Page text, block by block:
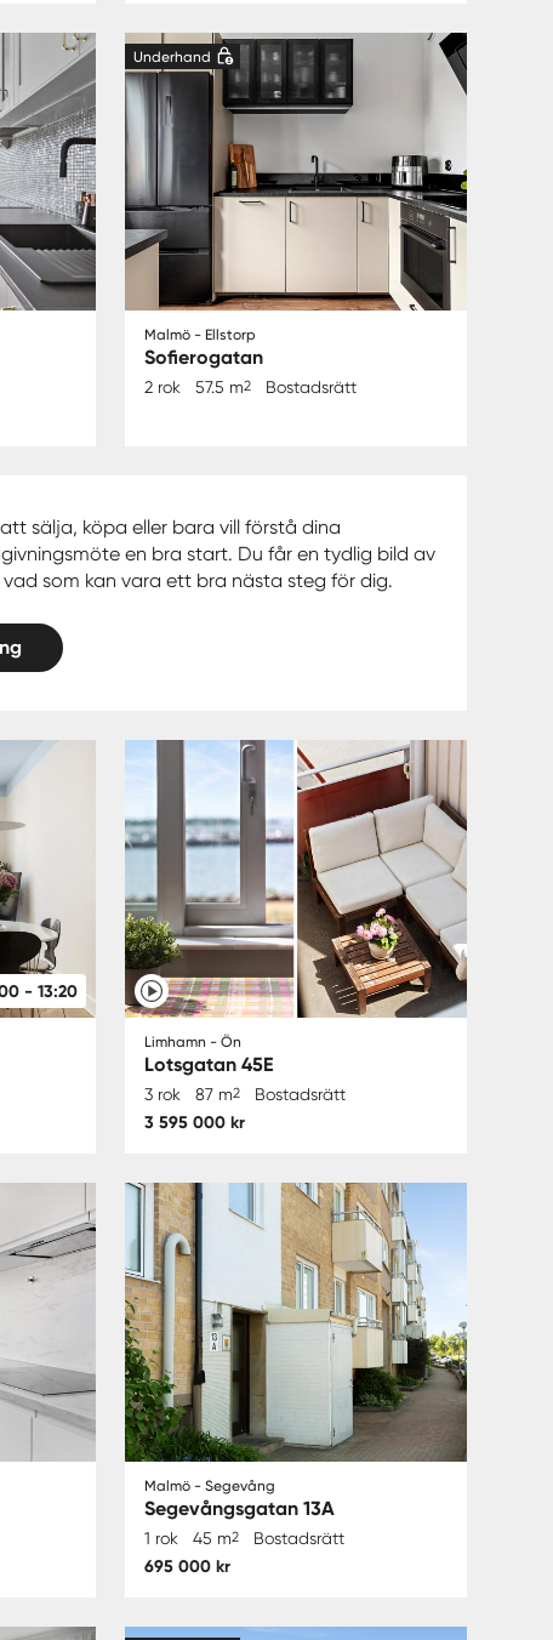
Underhand
Malmö - Ellstorp
Sofierogatan
2 rok 57.5 m2 Bostadsrätt
sälja, köpa eller bara vill förstå dina
en bra start. Du får en tydlig bild av
som kan vara ett bra nästa steg för dig.
- 13:20
Limhamn - Ön
Lotsgatan 45E
3 rok 87 m2 Bostadsrätt
3 595 000 kr
Malmö - Segevång
Segevångsgatan 13A
1 rok 45 m2 Bostadsrätt
695 000 kr